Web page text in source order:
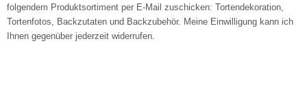
folgendem Produktsortiment per E-Mail zuschicken: Tortendekoration,
Tortenfotos, Backzutaten und Backzubehör. Meine Einwilligung kann ich
Ihnen gegenüber jederzeit widerrufen.